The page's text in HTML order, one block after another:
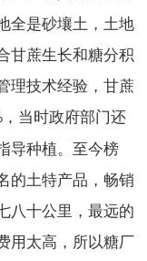
全是砂壤土，土地
甘蔗生长和糖分积
理技术经验，甘蔗
，当时政府部门还
导种植。至今榜
的土特产品，畅销
八十公里，最远的
用太高，所以糖厂